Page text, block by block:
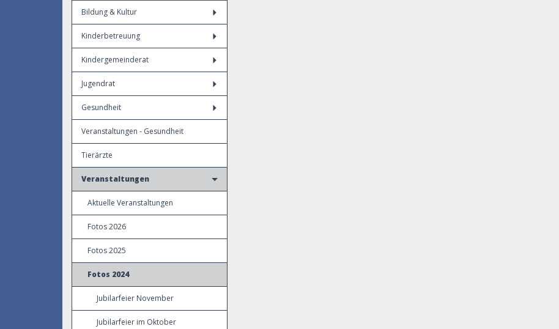
Bildung & Kultur
Kinderbetreuung
Kindergemeinderat
Jugendrat
Gesundheit
Veranstaltungen - Gesundheit
Tierärzte
Veranstaltungen
Aktuelle Veranstaltungen
Fotos 2026
Fotos 2025
Fotos 2024
Jubilarfeier November
Jubilarfeier im Oktober